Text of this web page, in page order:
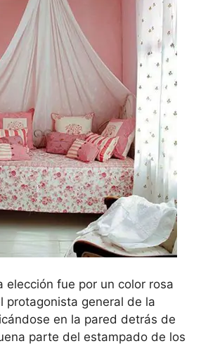
elección fue por un color rosa
protagonista general de la
en la pared detrás de
parte del estampado de los